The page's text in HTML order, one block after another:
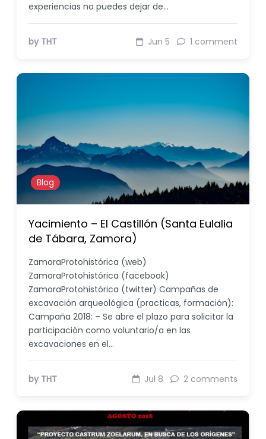
experiencias no puedes dejar de…
by THT Jun 5 1 comment
Blog
Yacimiento – El Castillón (Santa Eulalia
de Tábara, Zamora)
ZamoraProtohistórica (web)
ZamoraProtohistórica (facebook)
ZamoraProtohistórica (twitter) Campañas de
excavación arqueológica (practicas, formación):
Campaña 2018: – Se abre el plazo para solicitar la
participación como voluntario/a en las
excavaciones en el…
by THT Jul 8 2 comments